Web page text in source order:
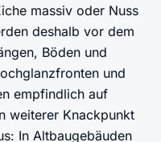
massiv oder Nuss
deshalb vor dem
Böden und
und
empfindlich auf
weiterer Knackpunkt
In Altbaugebäuden